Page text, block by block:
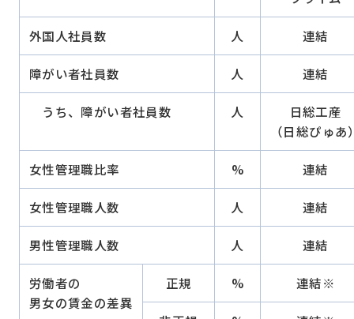
外国人社員数 人 連結
障がい者社員数 人 連結
うち、障がい者社員数 人
日総工産
（日総ぴゅあ
女性管理職比率 % 連結
女性管理職人数 人 連結
男性管理職人数 人 連結
労働者の
男女の賃金の差異
正規 % 連結※